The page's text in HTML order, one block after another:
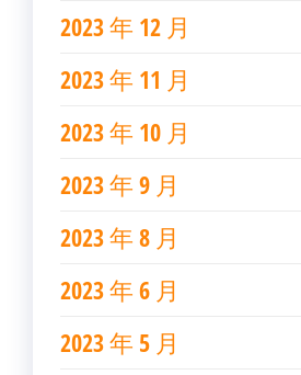
2023 年 12 月
2023 年 11 月
2023 年 10 月
2023 年 9 月
2023 年 8 月
2023 年 6 月
2023 年 5 月